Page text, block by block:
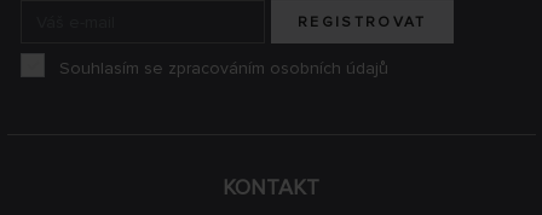
KONTAKT
REGISTROVAT
Souhlasím se zpracováním osobních údajů